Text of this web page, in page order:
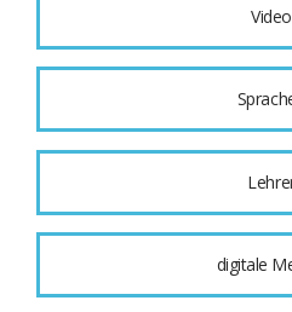
Video
digitale